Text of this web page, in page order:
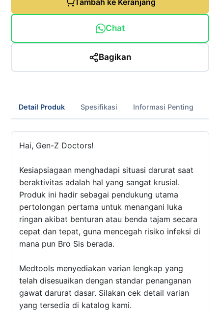
Chat
Bagikan
Detail Produk Spesifikasi Informasi Penting
Hai, Gen-Z Doctors!
Kesiapsiagaan menghadapi situasi darurat saat
beraktivitas adalah hal yang sangat krusial.
Produk ini hadir sebagai pendukung utama
pertolongan pertama untuk menangani luka
ringan akibat benturan atau benda tajam secara
cepat dan tepat, guna mencegah risiko infeksi di
mana pun Bro Sis berada.
Medtools menyediakan varian lengkap yang
telah disesuaikan dengan standar penanganan
gawat darurat dasar. Silakan cek detail varian
yang tersedia di katalog kami.